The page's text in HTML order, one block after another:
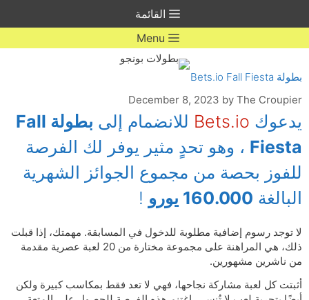
القائمة
Menu
بطولة Bets.io Fall Fiesta
December 8, 2023 by The Croupier
يدعوك Bets.io للانضمام إلى
بطولة Fall
Fiesta ، وهو تحدٍ مثير يوفر لك الفرصة
للفوز بحصة من مجموع الجوائز الشهرية
البالغة 160.000 يورو !
لا توجد رسوم إضافية مطلوبة للدخول في المسابقة. مهمتك، إذا قبلت
ذلك، هي المراهنة على مجموعة مختارة من 20 لعبة عصرية مقدمة
من ناشرين مشهورين.
أثبتت كل لعبة مشاركة نجاحها، فهي لا تعد فقط بمكاسب كبيرة ولكن